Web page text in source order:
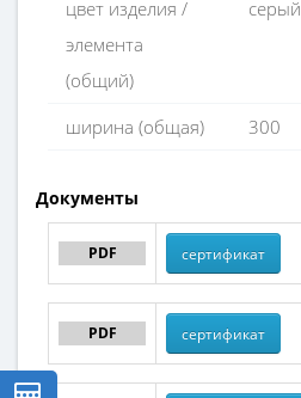
цвет изделия /
элемента
(общий)
серый
ширина (общая) 300
Документы
PDF сертификат
PDF сертификат